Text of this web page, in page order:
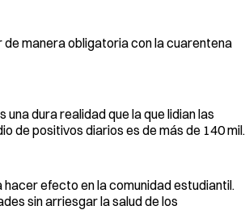
manera obligatoria con la cuarentena
una dura realidad que la que lidian las
de positivos diarios es de más de 140 mil.
efecto en la comunidad estudiantil.
sin arriesgar la salud de los